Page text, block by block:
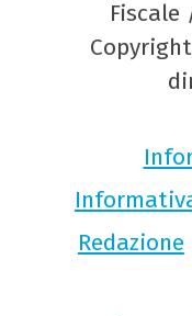
Fiscale
Redazione